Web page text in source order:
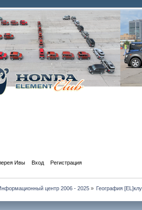
Ивы Вход Регистрация
центр 2006 - 2025» География